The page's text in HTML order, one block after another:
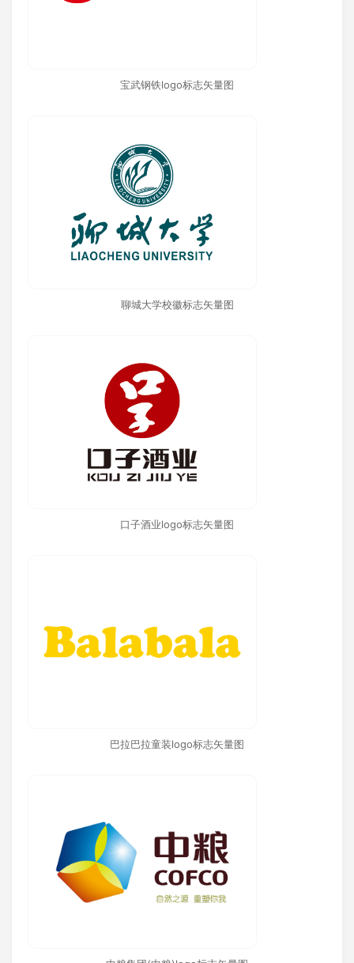
宝武钢铁logo标志矢量图
聊城大学校徽标志矢量图
口子酒业logo标志矢量图
巴拉巴拉童装logo标志矢量图